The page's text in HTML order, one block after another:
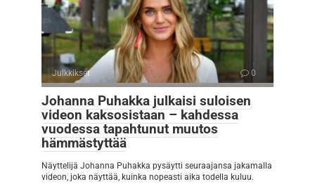
Julkkikset 0
Johanna Puhakka julkaisi suloisen
videon kaksosistaan – kahdessa
vuodessa tapahtunut muutos
hämmästyttää
Näyttelijä Johanna Puhakka pysäytti seuraajansa jakamalla
videon, joka näyttää, kuinka nopeasti aika todella kuluu.